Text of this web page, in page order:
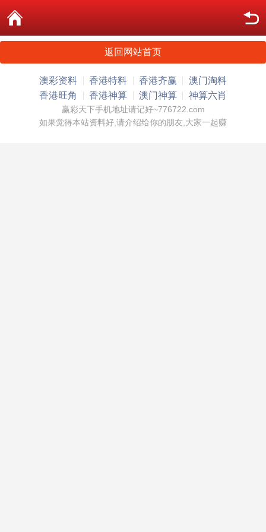
返回网站首页
澳彩资料 香港特料 香港齐赢
澳门淘料
香港旺角
香港神算 澳门神算 神算六肖
赢彩天下手机地址请记好~776722.com
如果觉得本站资料好,请介绍给你的朋友,大家一起赚